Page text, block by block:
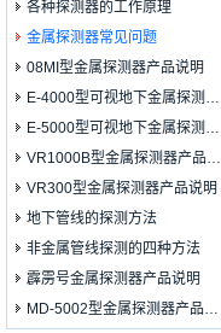
各种探测器的工作原理
金属探测器常见问题
08MI型金属探测器产品说明
E-4000型可视地下金属探测…
E-5000型可视地下金属探测…
VR1000B型金属探测器产品…
VR300型金属探测器产品说明
地下管线的探测方法
非金属管线探测的四种方法
霹雳号金属探测器产品说明
MD-5002型金属探测器产品…